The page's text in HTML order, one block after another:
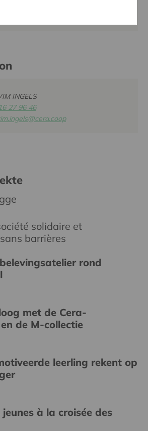
INGELS
27 96 46
solidaire et
barrières
rond
met de Cera-
de M-collectie
leerling rekent op
jeunes à la croisée des